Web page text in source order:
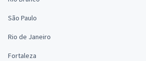
São Paulo
Rio de Janeiro
Fortaleza